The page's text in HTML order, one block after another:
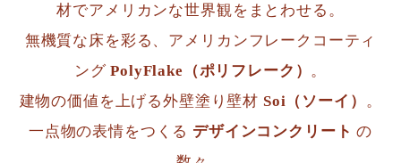
材でアメリカンな世界観をまとわせる。
無機質な床を彩る、アメリカンフレークコーティ
ングPolyFlake（ポリフレーク） 。
建物の価値を上げる外壁塗り壁材 Soi（ソーイ） 。
一点物の表情をつくる デザインコンクリート の